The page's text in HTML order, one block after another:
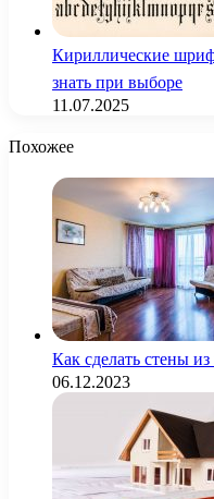
Кириллические
знать при выборе
11.07.2025
Похожее
Как сделать стены
06.12.2023